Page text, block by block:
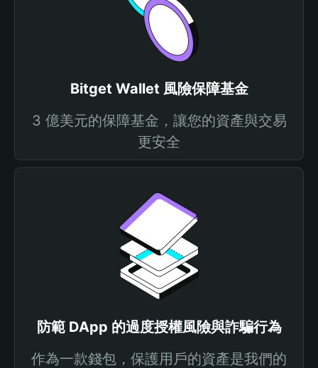
Bitget Wallet 風險保障基金
3 億美元的保障基金，讓您的資產與交易
更安全
防範 DApp 的過度授權風險與詐騙行為
作為一款錢包，保護用戶的資產是我們的